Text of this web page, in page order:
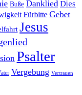
Buße Danklied Dies
Fürbitte Gebet
Jesus
Psalter
Vergebung Vertrauen